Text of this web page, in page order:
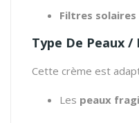
Filtres
Type De Peaux
Cette crème est
Les peaux